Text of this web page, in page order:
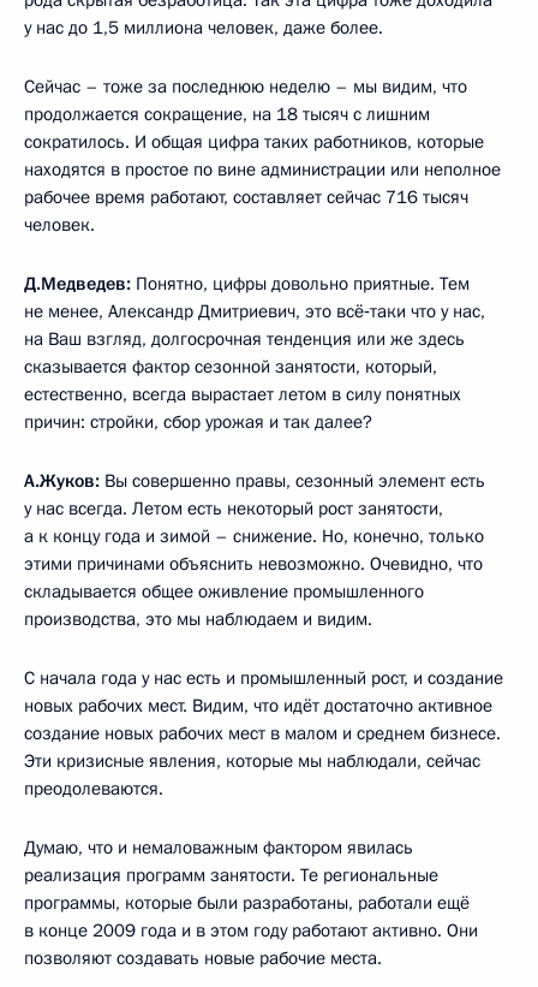
у нас до 1,5 миллиона человек, даже более.
Сейчас – тоже за последнюю неделю – мы видим, что
продолжается сокращение, на 18 тысяч с лишним
сократилось. И общая цифра таких работников, которые
находятся в простое по вине администрации или неполное
рабочее время работают, составляет сейчас 716 тысяч
человек.
Д.Медведев: Понятно, цифры довольно приятные. Тем
не менее, Александр Дмитриевич, это всё‑таки что у нас,
на Ваш взгляд, долгосрочная тенденция или же здесь
сказывается фактор сезонной занятости, который,
естественно, всегда вырастает летом в силу понятных
причин: стройки, сбор урожая и так далее?
А.Жуков: Вы совершенно правы, сезонный элемент есть
у нас всегда. Летом есть некоторый рост занятости,
а к концу года и зимой – снижение. Но, конечно, только
этими причинами объяснить невозможно. Очевидно, что
складывается общее оживление промышленного
производства, это мы наблюдаем и видим.
С начала года у нас есть и промышленный рост, и создание
новых рабочих мест. Видим, что идёт достаточно активное
создание новых рабочих мест в малом и среднем бизнесе.
Эти кризисные явления, которые мы наблюдали, сейчас
преодолеваются.
Думаю, что и немаловажным фактором явилась
реализация программ занятости. Те региональные
программы, которые были разработаны, работали ещё
в конце 2009 года и в этом году работают активно. Они
позволяют создавать новые рабочие места.